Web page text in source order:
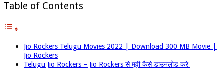
Table of Contents
Jio Rockers Telugu Movies 2022 | Download 300 MB Movie |
Jio Rockers
Telugu Jio Rockers – Jio Rockers से मूवी कैसे डाउनलोड करे